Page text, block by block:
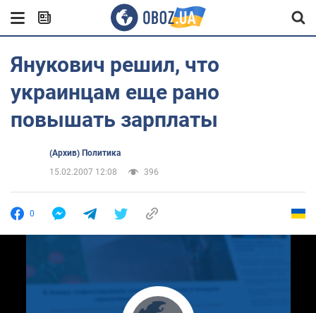
Янукович решил, что
украинцам еще рано
повышать зарплаты
(Архив) Политика
15.02.2007 12:08
396
0